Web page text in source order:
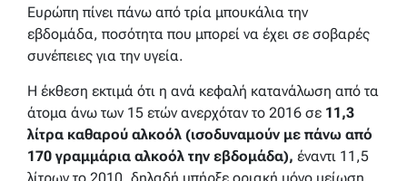
Ευρώπη πίνει πάνω από τρία μπουκάλια την
εβδομάδα, ποσότητα που μπορεί να έχει σε σοβαρές
συνέπειες για την υγεία.
Η έκθεση εκτιμά ότι η ανά κεφαλή κατανάλωση από τα
άτομα άνω των 15 ετών ανερχόταν το 2016 σε 11,3
λίτρα καθαρού αλκοόλ (ισοδυναμούν με πάνω από
170 γραμμάρια αλκοόλ την εβδομάδα), έναντι 11,5